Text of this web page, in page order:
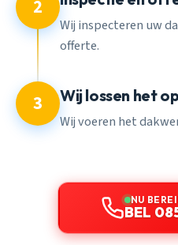
2
Wij inspecteren uw
offerte.
3 Wij lossen het op
Wij voeren het
NU
BEL